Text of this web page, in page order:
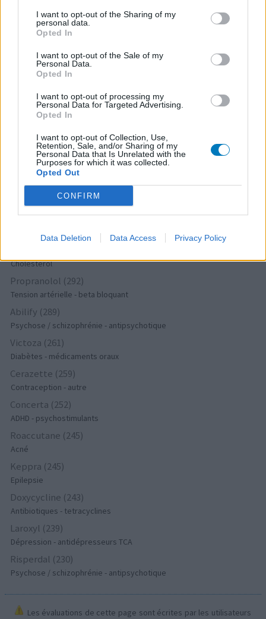
I want to opt-out of the Sharing of my
personal data.
Opted In
I want to opt-out of the Sale of my
Personal Data.
Opted In
I want to opt-out of processing my
Personal Data for Targeted Advertising.
Opted In
I want to opt-out of Collection, Use,
Retention, Sale, and/or Sharing of my
Personal Data that Is Unrelated with the
Purposes for which it was collected.
Opted Out
CONFIRM
Data Deletion Data Access Privacy Policy
Dépression - antidépresseurs autre
Tamoxifene (386)
Crestor (366)
Cholestérol
Deroxat (366)
Dépression - antidépresseurs IRS
Dépression - antidépresseurs IRS
Metformine (357)
Diabètes - médicaments oraux
Pyostacine (311)
Antibiotiques - autre
Bisoprolol (299)
Tension artérielle - beta bloquant
Cholestérol
Propranolol (292)
Tension artérielle - beta bloquant
Abilify (289)
Psychose / schizophrénie - antipsychotique
Victoza (261)
Diabètes - médicaments oraux
Cerazette (259)
Contraception - autre
Concerta (252)
ADHD - psychostimulants
Roaccutane (245)
Acné
Keppra (245)
Epilepsie
Doxycycline (243)
Antibiotiques - tetracyclines
Laroxyl (239)
Dépression - antidépresseurs TCA
Risperdal (230)
Psychose / schizophrénie - antipsychotique
Les évaluations de cette page sont écrites par les utilisateurs